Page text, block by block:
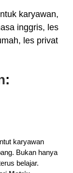
:
karyawan
Bukan hanya
belajar.